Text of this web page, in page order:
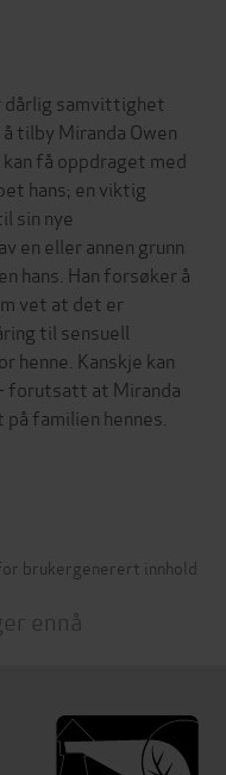
dårlig samvittighet
tilby Miranda Owen
få oppdraget med
hans; en viktig
sin nye
en eller annen grunn
hans. Han forsøker å
vet at det er
til sensuell
henne. Kanskje kan
forutsatt at Miranda
familien hennes.
brukergenerert innhold
ennå